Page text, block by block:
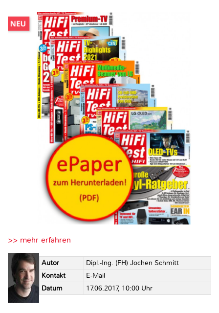
>> mehr erfahren
Autor
Dipl.-Ing. (FH) Jochen Schmitt
Kontakt
E-Mail
Datum
17.06.2017, 10:00 Uhr